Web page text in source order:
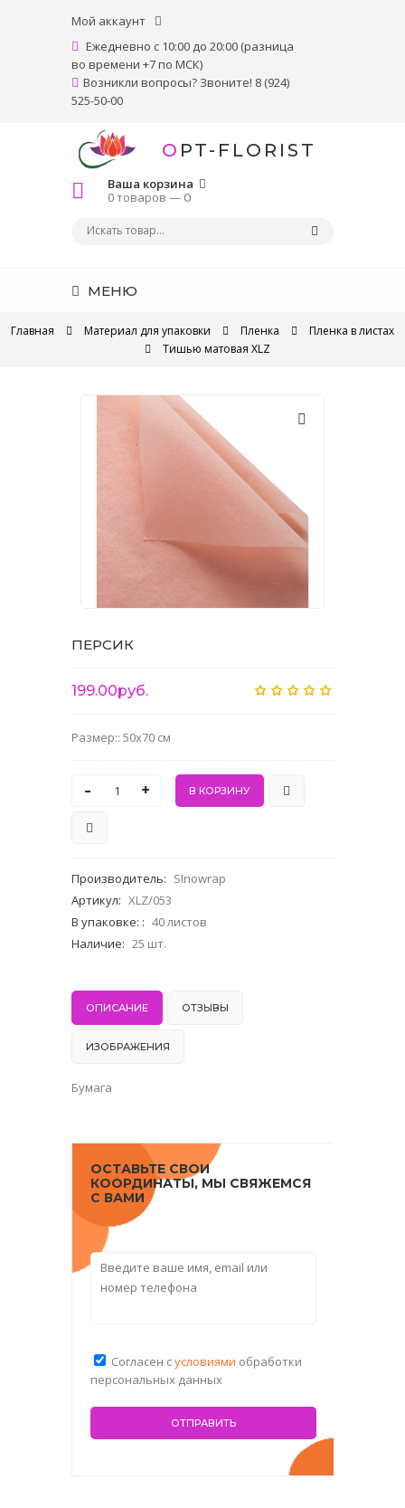
Мой аккаунт
Ежедневно с 10:00 до 20:00 (разница
во времени +7 по МСК)
Возникли вопросы? Звоните! 8 (924)
525-50-00
OPT-FLORIST
Ваша корзина
0 товаров —0
МЕНЮ
Главная Материал для упаковки Пленка
Пленка в листах
Тишью матовая XLZ
ПЕРСИК
199.00руб.
Размер:: 50x70 см
- +
Производитель: SInowrap
Артикул: XLZ/053
В упаковке: : 40 листов
Наличие: 25 шт.
ОПИСАНИЕ ОТЗЫВЫ
ИЗОБРАЖЕНИЯ
Бумага
ОСТАВЬТЕ СВОИ
КООРДИНАТЫ, МЫ СВЯЖЕМСЯ
С ВАМИ
Согласен сусловиями обработки
персональных данных